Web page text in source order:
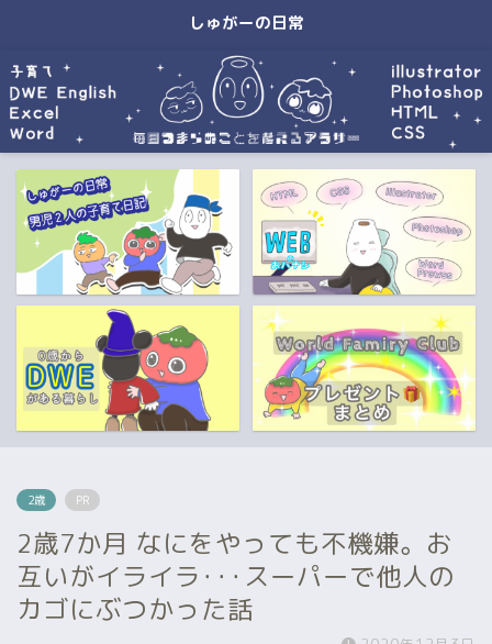
しゅがーの日常
2歳 PR
2歳7か月 なにをやっても不機嫌。お
互いがイライラ･･･スーパーで他人の
カゴにぶつかった話